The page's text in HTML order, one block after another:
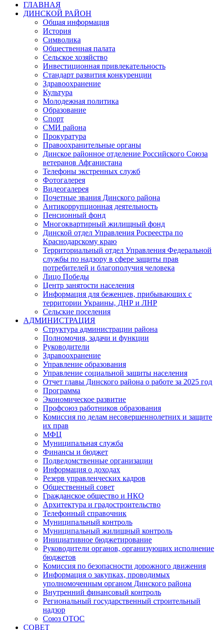
ГЛАВНАЯ
ДИНСКОЙ РАЙОН
Общая информация
История
Символика
Общественная палата
Сельское хозяйство
Инвестиционная привлекательность
Стандарт развития конкуренции
Здравоохранение
Культура
Молодежная политика
Образование
Спорт
СМИ района
Прокуратура
Правоохранительные органы
Динское районное отделение Российского Союза
ветеранов Афганистана
Телефоны экстренных служб
Фотогалерея
Видеогалерея
Почетные звания Динского района
Антикоррупционная деятельность
Пенсионный фонд
Многоквартирный жилищный фонд
Динской отдел Управления Росреестра по
Краснодарскому краю
Территориальный отдел Управления Федеральной
службы по надзору в сфере защиты прав
потребителей и благополучия человека
Лицо Победы
Центр занятости населения
Информация для беженцев, прибывающих с
территории Украины, ДНР и ЛНР
Сельские поселения
АДМИНИСТРАЦИЯ
Структура администрации района
Полномочия, задачи и функции
Руководители
Здравоохранение
Управление образования
Управление социальной защиты населения
Отчет главы Динского района о работе за 2025 год
Программа
Экономическое развитие
Профсоюз работников образования
Комиссия по делам несовершеннолетних и защите
их прав
МФЦ
Муниципальная служба
Финансы и бюджет
Подведомственные организации
Информация о доходах
Резерв управленческих кадров
Общественный совет
Гражданское общество и НКО
Архитектура и градостроительство
Телефонный справочник
Муниципальный контроль
Муниципальный жилищный контроль
Инициативное бюджетирование
Руководители органов, организующих исполнение
бюджетов
Комиссия по безопасности дорожного движения
Информация о закупках, проводимых
уполномоченным органом Динского района
Внутренний финансовый контроль
Региональный государственный строительный
надзор
Союз ОТОС
СОВЕТ